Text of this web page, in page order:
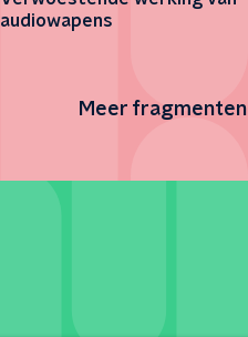
audiowapens
Meer fragmenten